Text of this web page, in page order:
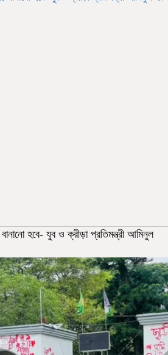
হবে- যুব ও ক্রীড়া প্রতিমন্ত্রী আমিনুল